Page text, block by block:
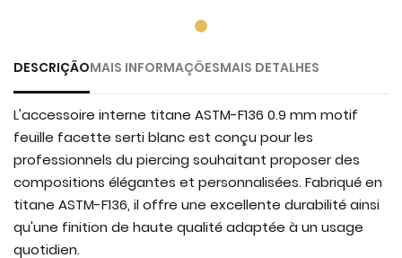
DESCRIÇÃOMAIS INFORMAÇÕESMAIS DETALHES
L'accessoire interne titane ASTM-F136 0.9 mm motif
feuille facette serti blanc est conçu pour les
professionnels du piercing souhaitant proposer des
compositions élégantes et personnalisées. Fabriqué en
titane ASTM-F136, il offre une excellente durabilité ainsi
qu'une finition de haute qualité adaptée à un usage
quotidien.